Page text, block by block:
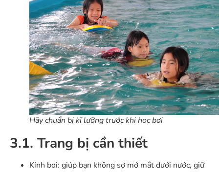
Hãy chuẩn bị kĩ lưỡng trước khi học bơi
3.1. Trang bị cần thiết
Kính bơi: giúp bạn không sợ mở mắt dưới nước, giữ